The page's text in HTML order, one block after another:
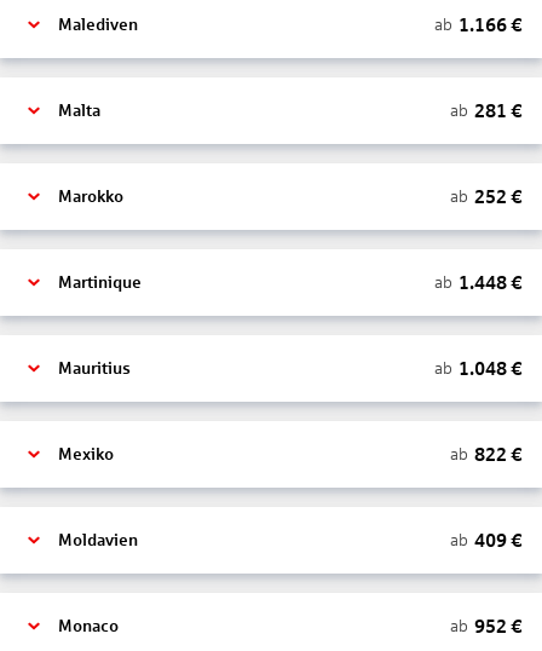
Malediven ab 1.166€
Malta ab 281 €
Marokko ab 252 €
Martinique ab 1.448€
Mauritius ab 1.048€
Mexiko ab 822 €
Moldavien ab 409€
Monaco ab 952 €